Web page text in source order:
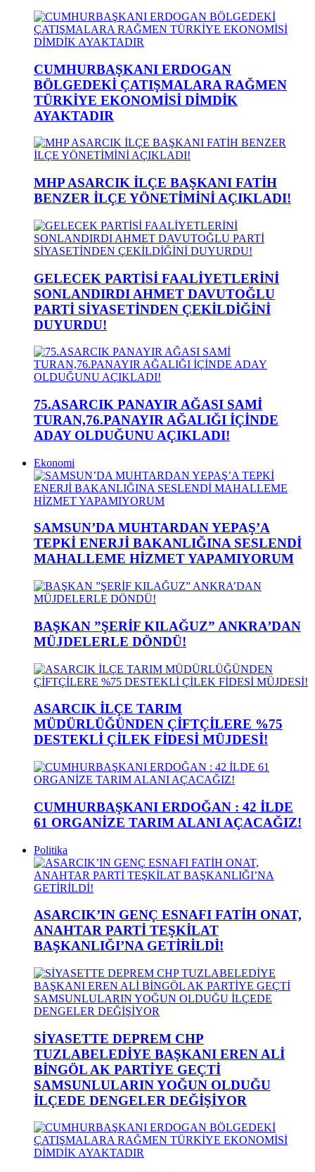
CUMHURBAŞKANI ERDOGAN
BÖLGEDEKİ ÇATIŞMALARA RAĞMEN
TÜRKİYE EKONOMİSİ DİMDİK
AYAKTADIR
MHP ASARCIK İLÇE BAŞKANI FATİH
BENZER İLÇE YÖNETİMİNİ AÇIKLADI!
GELECEK PARTİSİ FAALİYETLERİNİ
SONLANDIRDI AHMET DAVUTOĞLU
PARTİ SİYASETİNDEN ÇEKİLDİĞİNİ
DUYURDU!
75.ASARCIK PANAYIR AĞASI SAMİ
TURAN,76.PANAYIR AĞALIĞI İÇİNDE
ADAY OLDUĞUNU AÇIKLADI!
Ekonomi
SAMSUN’DA MUHTARDAN YEPAŞ’A
TEPKİ ENERJİ BAKANLIĞINA SESLENDİ
MAHALLEME HİZMET YAPAMIYORUM
BAŞKAN ”ŞERİF KILAĞUZ” ANKRA’DAN
MÜJDELERLE DÖNDÜ!
ASARCIK İLÇE TARIM
MÜDÜRLÜĞÜNDEN ÇİFTÇİLERE %75
DESTEKLİ ÇİLEK FİDESİ MÜJDESİ!
CUMHURBAŞKANI ERDOĞAN : 42 İLDE
61 ORGANİZE TARIM ALANI AÇACAĞIZ!
Politika
ASARCIK’IN GENÇ ESNAFI FATİH ONAT,
ANAHTAR PARTİ TEŞKİLAT
BAŞKANLIĞI’NA GETİRİLDİ!
SİYASETTE DEPREM CHP
TUZLABELEDİYE BAŞKANI EREN ALİ
BİNGÖL AK PARTİYE GEÇTİ
SAMSUNLULARIN YOĞUN OLDUĞU
İLÇEDE DENGELER DEĞİŞİYOR